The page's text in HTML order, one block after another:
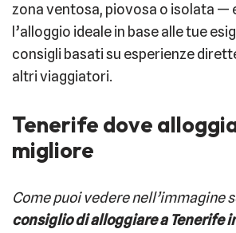
zona ventosa, piovosa o isolata —
l’alloggio ideale in base alle tue
consigli basati su esperienze
altri viaggiatori.
Tenerife dove
migliore
Come puoi vedere nell’immagine
consiglio di alloggiare a Tenerife